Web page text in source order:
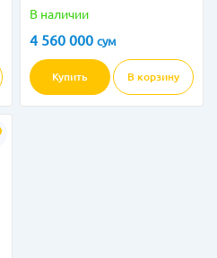
В наличии
4 560 000 сум
Купить В корзину